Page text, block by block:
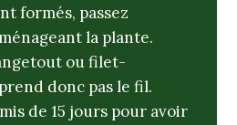
formés, passez
la plante.
ou filet-
donc pas le fil.
de 15 jours pour avoir